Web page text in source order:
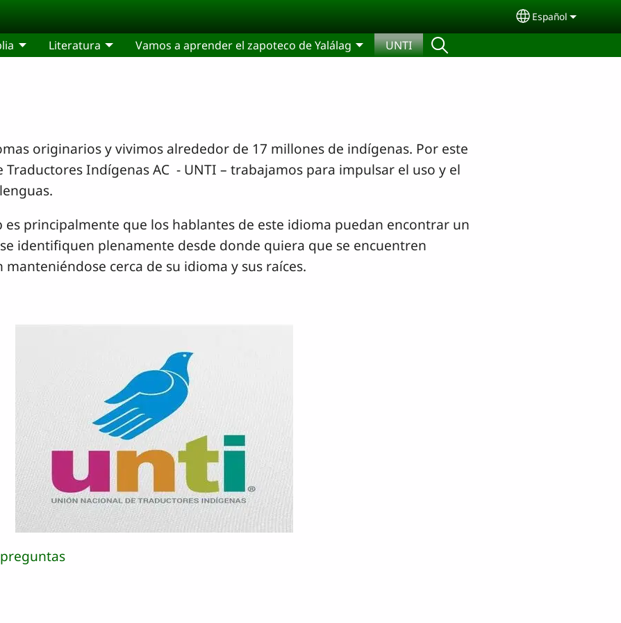
Select your
Español
Literatura Vamos a aprender el zapoteco de Yalálag UNTI
originarios y vivimos alrededor de 17 millones de indígenas. Por este
Indígenas AC - UNTI – trabajamos para impulsar el uso y el
es principalmente que los hablantes de este idioma puedan encontrar un
identifiquen plenamente desde donde quiera que se encuentren
cerca de su idioma y sus raíces.